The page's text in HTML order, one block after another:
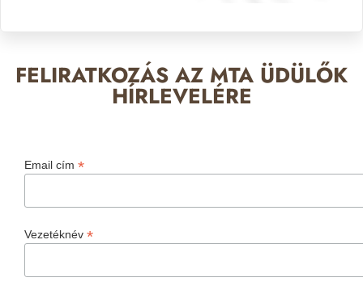
FELIRATKOZÁS AZ MTA ÜDÜLŐK
HÍRLEVELÉRE
Email cím *
Vezetéknév *